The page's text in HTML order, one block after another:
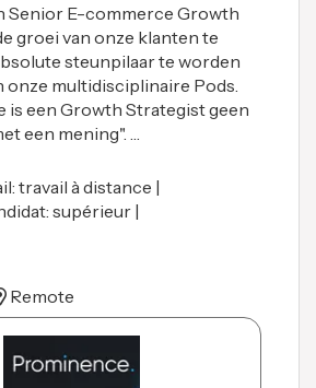
Senior E-commerce Growth
groei van onze klanten te
steunpilaar te worden
onze multidisciplinaire Pods.
is een Growth Strategist geen
een mening". …
travail à distance |
supérieur |
Remote